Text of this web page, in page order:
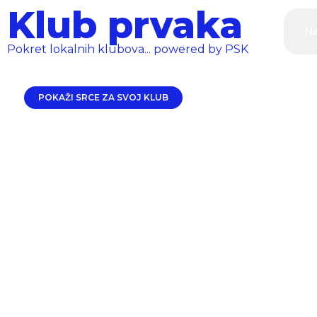
Klub prvaka
Pokret lokalnih klubova... powered by PSK
POKAŽI SRCE ZA SVOJ KLUB